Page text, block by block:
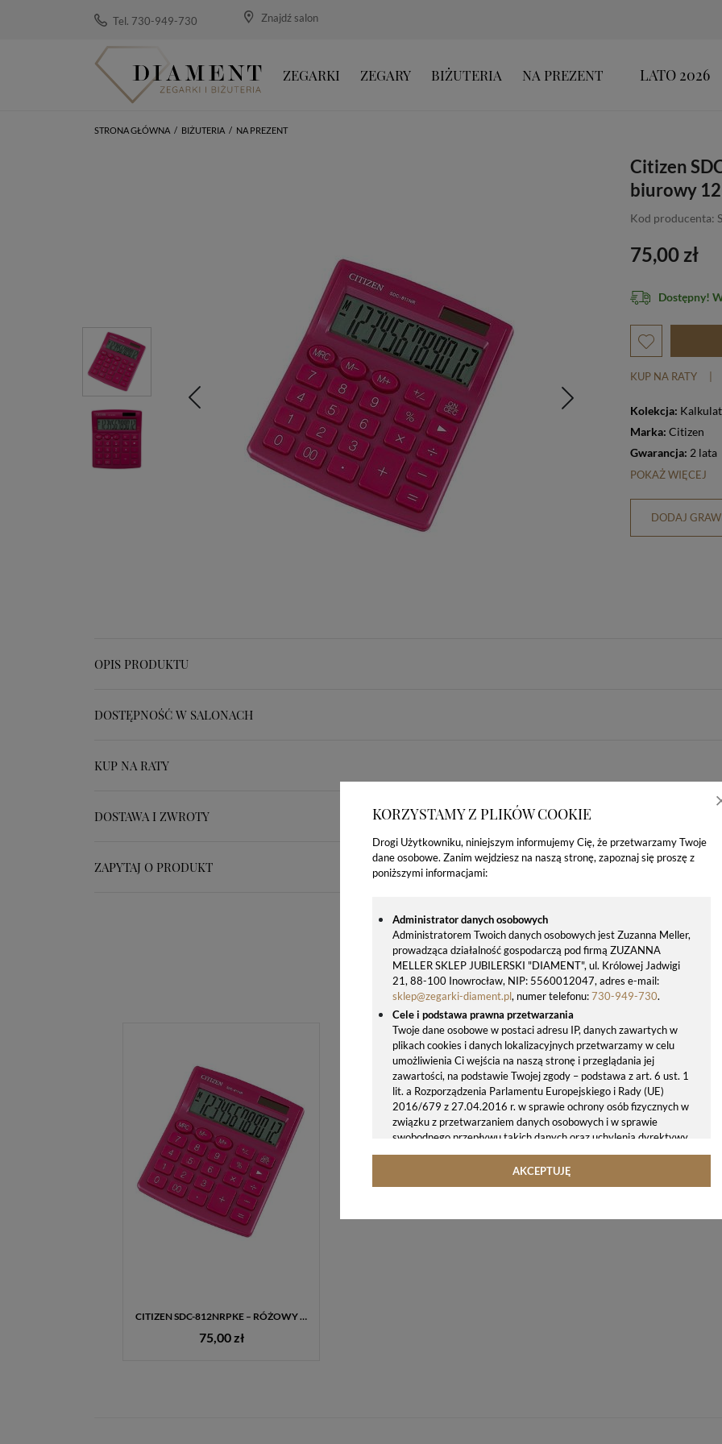
KORZYSTAMY Z PLIKÓW COOKIE
Drogi Użytkowniku, niniejszym informujemy Cię, że przetwarzamy Twoje
dane osobowe. Zanim wejdziesz na naszą stronę, zapoznaj się proszę z
poniższymi informacjami:
Administrator danych osobowych
Administratorem Twoich danych osobowych jest Zuzanna Meller,
prowadząca działalność gospodarczą pod firmą ZUZANNA
MELLER SKLEP JUBILERSKI "DIAMENT", ul. Królowej Jadwigi
21, 88-100 Inowrocław, NIP: 5560012047, adres e-mail:
sklep@zegarki-diament.pl, numer telefonu:730-949-730.
Cele i podstawa prawna przetwarzania
Twoje dane osobowe w postaci adresu IP, danych zawartych w
plikach cookies i danych lokalizacyjnych przetwarzamy w celu
umożliwienia Ci wejścia na naszą stronę i przeglądania jej
zawartości, na podstawie Twojej zgody – podstawa z art. 6 ust. 1
lit. a Rozporządzenia Parlamentu Europejskiego i Rady (UE)
2016/679 z 27.04.2016 r. w sprawie ochrony osób fizycznych w
związku z przetwarzaniem danych osobowych i w sprawie
swobodnego przepływu takich danych oraz uchylenia dyrektywy
95/46/WE (ogólne rozporządzenie o ochronie danych, tj. RODO).
Twoje dane osobowe możemy udostępniać hostingodawcy. Takie
zgodnie z naszymi poleceniami. Przekazujemy Twoje dane poza
AKCEPTUJĘ
Tel. 730-949-730 Znajdź salon
ZEGARKI ZEGARY BIŻUTERIA NA PREZENT LATO 2026
STRONA GŁÓWNA / BIŻUTERIA / NA PREZENT
Citizen
biurowy
Kod producenta:
75,00 zł
Dostępny!
KUP NA RATY
Kolekcja:
Marka: Citizen
Gwarancja: 2 lata
POKAŻ WIĘCEJ
DODAJ
OPIS PRODUKTU
DOSTĘPNOŚĆ W SALONACH
KUP NA RATY
DOSTAWA I ZWROTY
ZAPYTAJ O PRODUKT
OSTATNIO OGLĄDANE PRODUKTY
CITIZEN SDC-812NRPKE – RÓŻOWY KALKULATOR BIUROWY 12-CYFROWY
75,00 zł